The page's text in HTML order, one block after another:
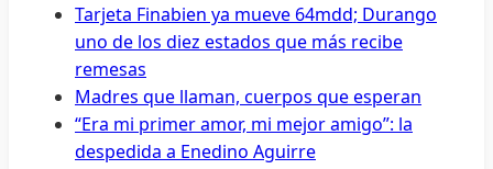
Tarjeta Finabien ya mueve 64mdd; Durango
uno de los diez estados que más recibe
remesas
Madres que llaman, cuerpos que esperan
“Era mi primer amor, mi mejor amigo”: la
despedida a Enedino Aguirre